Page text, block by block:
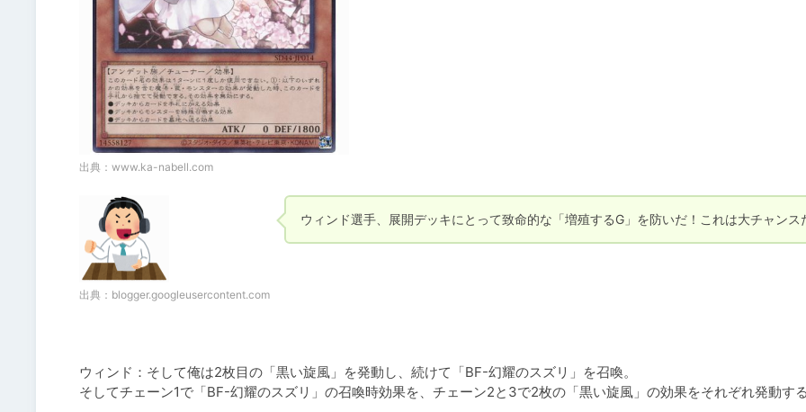
出典： www.ka-nabell.com
出典： blogger.googleusercontent.com
ウィンド選手、展開デッキにとって致命的な「増殖するG」を防いだ！これは大チャンス
ウィンド：そして俺は2枚目の「黒い旋風」を発動し、続けて「BF-幻耀のスズリ」を召喚。